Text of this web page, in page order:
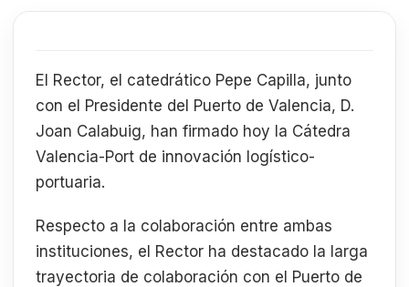
El Rector, el catedrático Pepe Capilla, junto
con el Presidente del Puerto de Valencia, D.
Joan Calabuig, han firmado hoy la Cátedra
Valencia-Port de innovación logístico-
portuaria.
Respecto a la colaboración entre ambas
instituciones, el Rector ha destacado la larga
trayectoria de colaboración con el Puerto de